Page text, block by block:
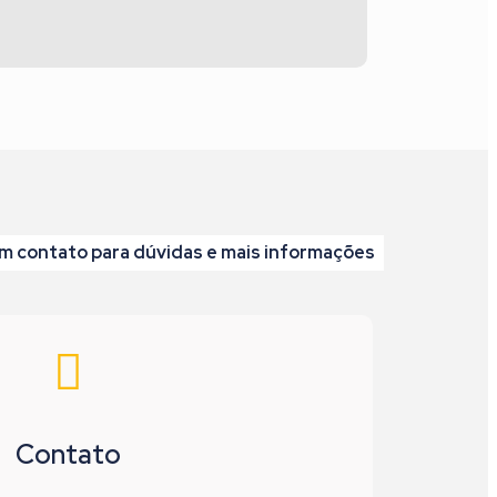
contato para dúvidas e mais informações
Contato